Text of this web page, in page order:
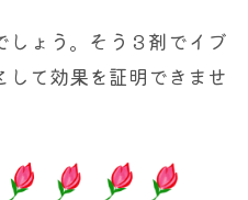
ょう。そう３剤でイブ
て効果を証明できませ